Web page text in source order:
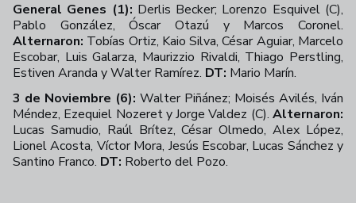
General Genes (1): Derlis Becker; Lorenzo Esquivel (C),
Pablo González, Óscar Otazú y Marcos Coronel.
Alternaron: Tobías Ortiz, Kaio Silva, César Aguiar, Marcelo
Escobar, Luis Galarza, Maurizzio Rivaldi, Thiago Perstling,
Estiven Aranda y Walter Ramírez. DT: Mario Marín.
3 de Noviembre (6): Walter Piñánez; Moisés Avilés, Iván
Méndez, Ezequiel Nozeret y Jorge Valdez (C). Alternaron:
Lucas Samudio, Raúl Brítez, César Olmedo, Alex López,
Lionel Acosta, Víctor Mora, Jesús Escobar, Lucas Sánchez y
Santino Franco. DT: Roberto del Pozo.